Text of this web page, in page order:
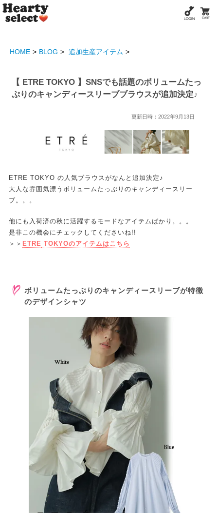
HOME BLOG 追加生産アイテム
【 ETRE TOKYO 】SNSでも話題のボリュームたっ
ぷりのキャンディースリーブブラウスが追加決定♪
更新日時：2022年9月13日
ETRE TOKYO の人気ブラウスがなんと追加決定♪
大人な雰囲気漂うボリュームたっぷりのキャンディースリー
ブ。。。
他にも入荷済の秋に活躍するモードなアイテムばかり。。。
是非この機会にチェックしてくださいね!!
＞＞ ETRE TOKYOのアイテム はこちら
ボリュームたっぷりのキャンディースリーブが特徴
のデザインシャツ